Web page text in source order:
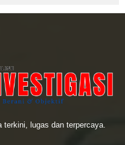
terkini, lugas dan terpercaya.